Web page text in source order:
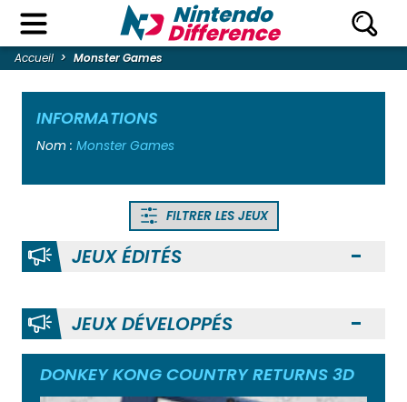
Accueil Monster Games
INFORMATIONS
Nom : Monster Games
FILTRER LES JEUX
JEUX ÉDITÉS
JEUX DÉVELOPPÉS
DONKEY KONG COUNTRY RETURNS 3D